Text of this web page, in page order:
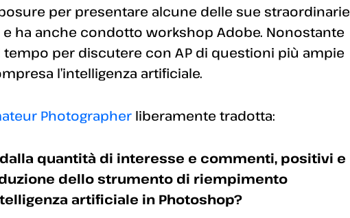
per presentare alcune delle sue straordinarie
ha anche condotto workshop Adobe. Nonostante
tempo per discutere con AP di questioni più ampie
l’intelligenza artificiale.
Photographer liberamente tradotta:
quantità di interesse e commenti, positivi e
dello strumento di riempimento
artificiale in Photoshop?